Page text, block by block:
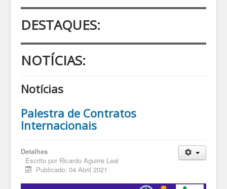
DESTAQUES:
NOTÍCIAS:
Notícias
Palestra de Contratos
Internacionais
Detalhes
Escrito por Ricardo Aguirre Leal
Publicado: 04 Abril 2021